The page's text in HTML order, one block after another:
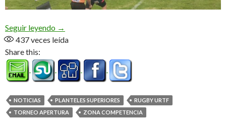
Seguir leyendo Colegio con lo justo
→
437veces leída
Share this:
NOTICIAS PLANTELES SUPERIORES
RUGBY URTF
TORNEO APERTURA
ZONA COMPETENCIA